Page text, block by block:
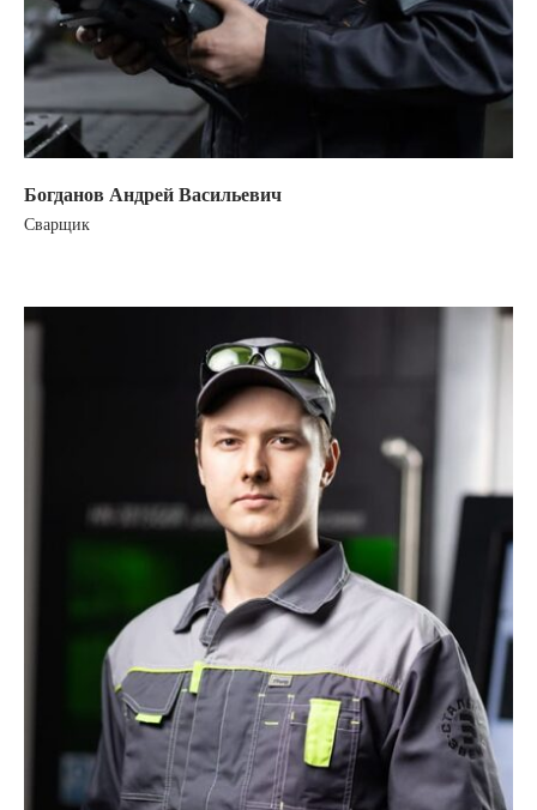
Богданов Андрей Васильевич
Сварщик